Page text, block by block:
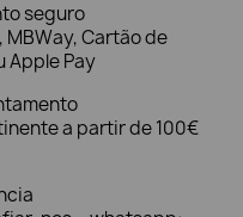
seguro
Cartão de
Apple Pay
a partir de 100€